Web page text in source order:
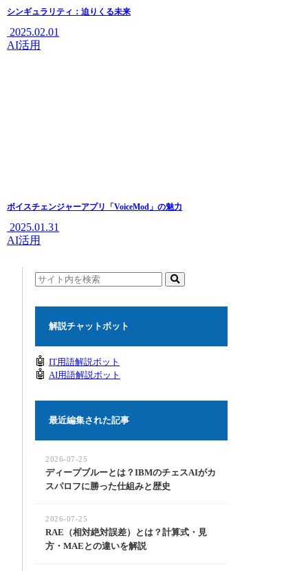
シンギュラリティ：迫りくる未来
2025.02.01
AI活用
ボイスチェンジャーアプリ「VoiceMod」の魅力
2025.01.31
AI活用
解説チャットボット
🤖 IT用語解説ボット
🤖 AI用語解説ボット
最近編集された記事
ディープブルーとは？IBMのチェスAIがカ
スパロフに勝った仕組みと歴史
2026-07-25
RAE（相対絶対誤差）とは？計算式・見
方・MAEとの違いを解説
2026-07-25